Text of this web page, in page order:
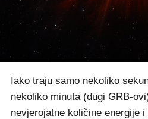
Iako traju samo nekoliko
nekoliko minuta (dugi GRB-
nevjerojatne količine energije